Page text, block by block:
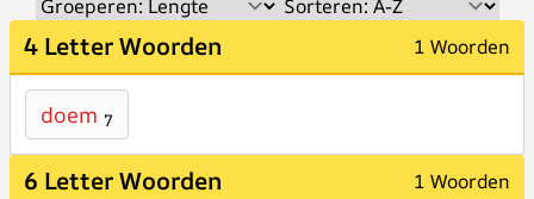
4 Letter Woorden 1 Woorden
doem 7
6 Letter Woorden 1 Woorden